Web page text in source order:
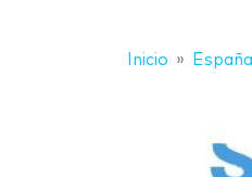
Inicio España